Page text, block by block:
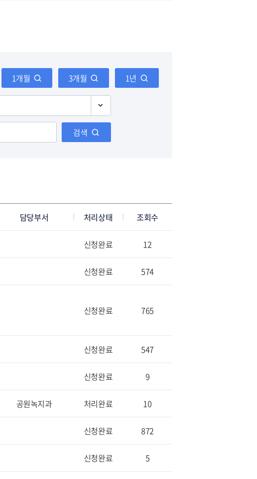
1개월 3개월 1년
검색
담당부서 처리상태 조회수
신청완료 12
신청완료 574
신청완료 765
신청완료 547
신청완료 9
공원녹지과 처리완료 10
신청완료 872
신청완료 5